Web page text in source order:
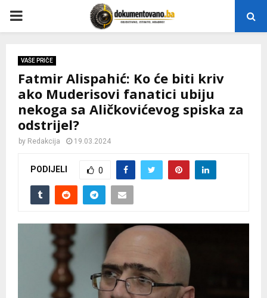
P
M
A
VAŠE PRIČE
Fatmir Alispahić: Ko će biti kriv
ako Muderisovi fanatici ubiju
nekoga sa Aličkovićevog spiska za
odstrijel?
by Redakcija 19.03.2024
PODIJELI 0